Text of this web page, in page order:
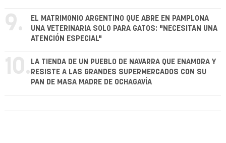
9.
EL MATRIMONIO ARGENTINO QUE ABRE EN PAMPLONA
UNA VETERINARIA SOLO PARA GATOS: "NECESITAN UNA
ATENCIÓN ESPECIAL"
10. LA TIENDA DE UN PUEBLO DE NAVARRA QUE ENAMORA Y
RESISTE A LAS GRANDES SUPERMERCADOS CON SU
PAN DE MASA MADRE DE OCHAGAVÍA